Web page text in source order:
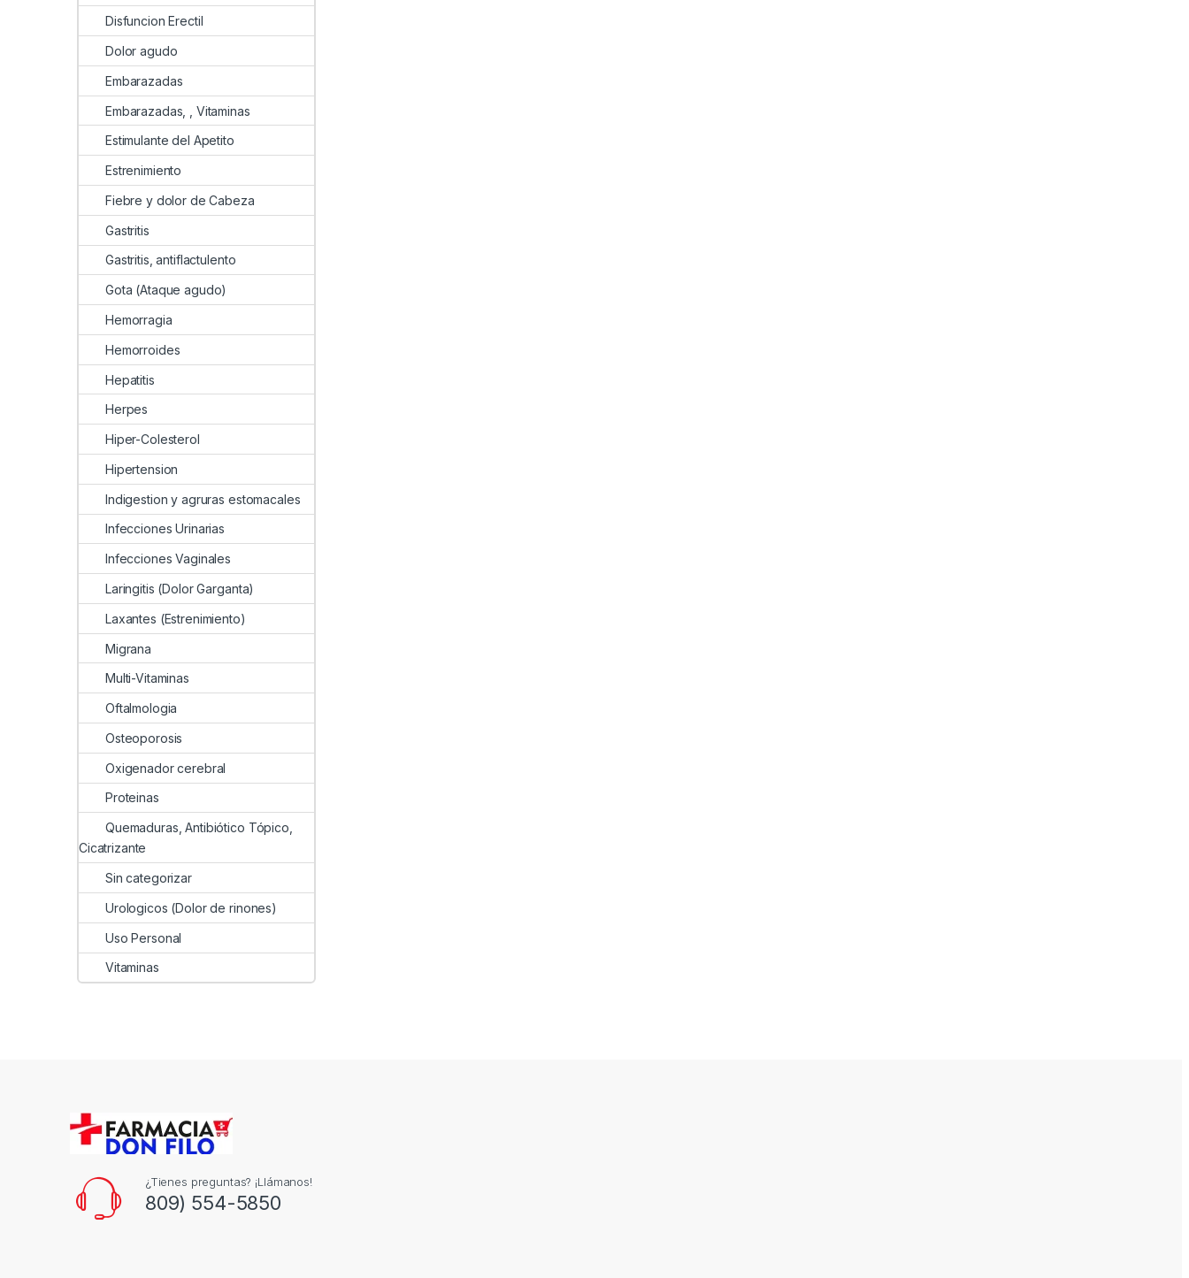
Disfuncion Erectil
Dolor agudo
Embarazadas
Embarazadas, , Vitaminas
Estimulante del Apetito
Estrenimiento
Fiebre y dolor de Cabeza
Gastritis
Gastritis, antiflactulento
Gota (Ataque agudo)
Hemorragia
Hemorroides
Hepatitis
Herpes
Hiper-Colesterol
Hipertension
Indigestion y agruras estomacales
Infecciones Urinarias
Infecciones Vaginales
Laringitis (Dolor Garganta)
Laxantes (Estrenimiento)
Migrana
Multi-Vitaminas
Oftalmologia
Osteoporosis
Oxigenador cerebral
Proteinas
Quemaduras, Antibiótico Tópico,
Cicatrizante
Sin categorizar
Urologicos (Dolor de rinones)
Uso Personal
Vitaminas
¿Tienes preguntas? ¡Llámanos!
809) 554-5850